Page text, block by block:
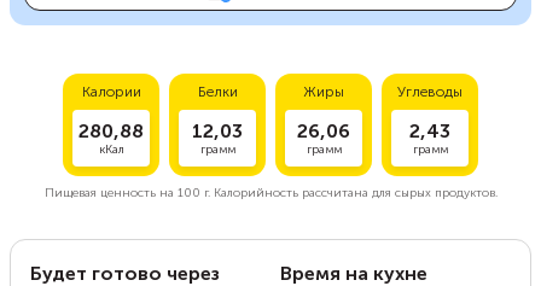
Калории
280,88
кКал
Белки
12,03
грамм
Жиры
26,06
грамм
Углеводы
2,43
грамм
Пищевая ценность на 100 г.Калорийность рассчитана для сырых продуктов.
Будет готово через Время на кухне